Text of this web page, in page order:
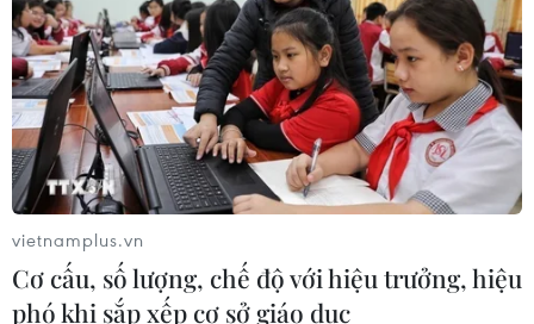
Bứt phá trước "tháng Ngâu": Hãng xe
đồng loạt bung chiêu kích cầu đa
dạng
04/08/2026 04:29
Ôtô Trung Quốc có tạo nên “làn sóng
tràn” tại châu Âu?
04/08/2026 00:17
vietnamplus.vn
Cơ cấu, số lượng, chế độ với hiệu trưởng, hiệu
phó khi sắp xếp cơ sở giáo dục